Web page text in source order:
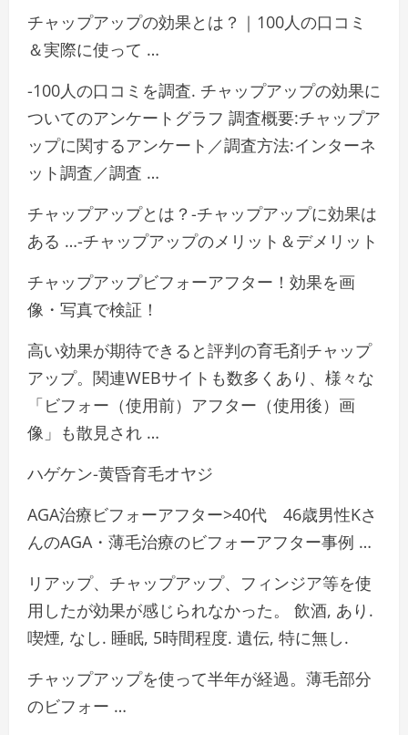
チャップアップの効果とは？｜100人の口コミ
＆実際に使って …
-100人の口コミを調査. チャップアップの効果に
ついてのアンケートグラフ 調査概要:チャップア
ップに関するアンケート／調査方法:インターネ
ット調査／調査 …
チャップアップとは？-チャップアップに効果は
ある …-チャップアップのメリット＆デメリット
チャップアップビフォーアフター！効果を画
像・写真で検証！
高い効果が期待できると評判の育毛剤チャップ
アップ。関連WEBサイトも数多くあり、様々な
「ビフォー（使用前）アフター（使用後）画
像」も散見され …
ハゲケン-黄昏育毛オヤジ
AGA治療ビフォーアフター>40代 46歳男性Kさ
んのAGA・薄毛治療のビフォーアフター事例 …
リアップ、チャップアップ、フィンジア等を使
用したが効果が感じられなかった。 飲酒, あり.
喫煙, なし. 睡眠, 5時間程度. 遺伝, 特に無し.
チャップアップを使って半年が経過。薄毛部分
のビフォー …